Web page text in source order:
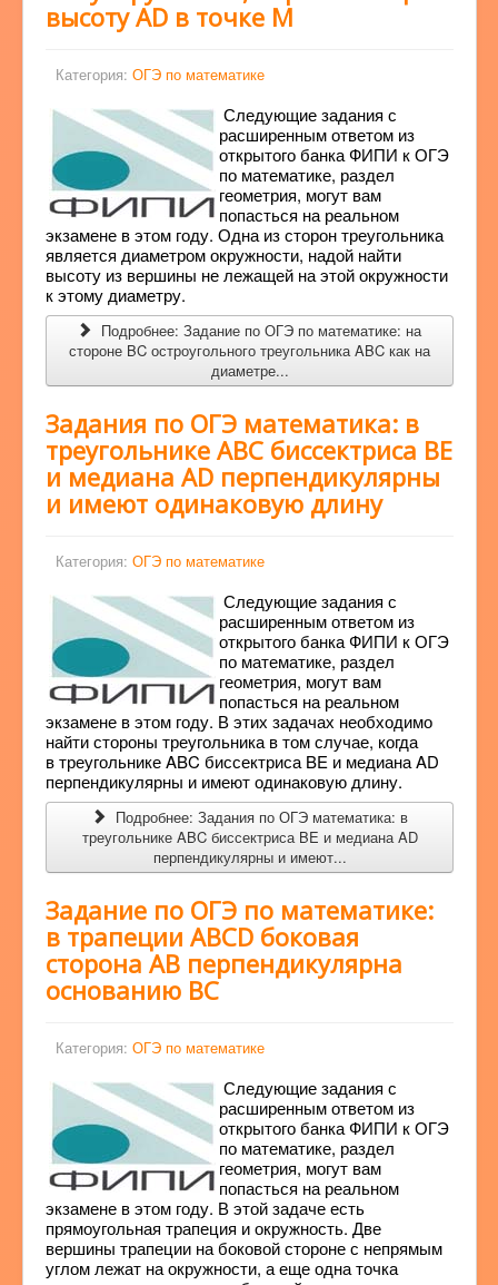
высоту AD в точке M
Категория: ОГЭ по математике
Следующие задания с
расширенным ответом из
открытого банка ФИПИ к ОГЭ
по математике, раздел
геометрия, могут вам
попасться на реальном
экзамене в этом году. Одна из сторон треугольника
является диаметром окружности, надой найти
высоту из вершины не лежащей на этой окружности
к этому диаметру.
Подробнее: Задание по ОГЭ по математике: на
стороне BC остроугольного треугольника ABC как на
диаметре...
Задания по ОГЭ математика: в
треугольнике ABC биссектриса BE
и медиана AD перпендикулярны
и имеют одинаковую длину
Категория: ОГЭ по математике
Следующие задания с
расширенным ответом из
открытого банка ФИПИ к ОГЭ
по математике, раздел
геометрия, могут вам
попасться на реальном
экзамене в этом году. В этих задачах необходимо
найти стороны треугольника в том случае, когда
в треугольнике ABC биссектриса BE и медиана AD
перпендикулярны и имеют одинаковую длину.
Подробнее: Задания по ОГЭ математика: в
треугольнике ABC биссектриса BE и медиана AD
перпендикулярны и имеют...
Задание по ОГЭ по математике:
в трапеции ABCD боковая
сторона AB перпендикулярна
основанию BC
Категория: ОГЭ по математике
Следующие задания с
расширенным ответом из
открытого банка ФИПИ к ОГЭ
по математике, раздел
геометрия, могут вам
попасться на реальном
экзамене в этом году. В этой задаче есть
прямоугольная трапеция и окружность. Две
вершины трапеции на боковой стороне с непрямым
углом лежат на окружности, а еще одна точка